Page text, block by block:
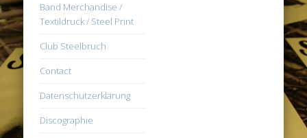
Band Merchandise /
Textildruck / Steel Print
Club Steelbruch
Contact
Datenschutzerklärung
Discographie